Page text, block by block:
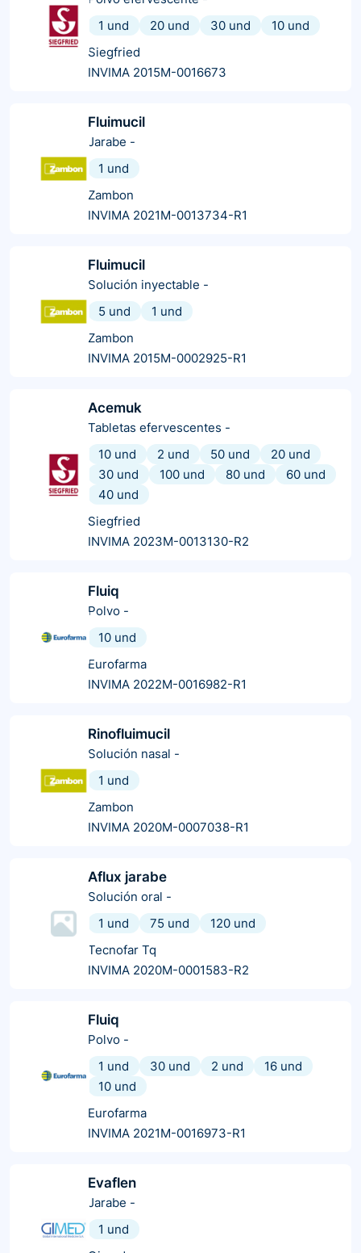
1 und
20 und 30 und
10 und
Siegfried
INVIMA 2015M-0016673
Fluimucil
Jarabe -
1 und
Zambon
INVIMA 2021M-0013734-R1
Fluimucil
Solución inyectable -
5 und
1 und
Zambon
INVIMA 2015M-0002925-R1
Acemuk
Tabletas efervescentes -
10 und
2 und 50 und
20 und
30 und
100 und 80 und
60 und
40 und
Siegfried
INVIMA 2023M-0013130-R2
Fluiq
Polvo -
10 und
Eurofarma
INVIMA 2022M-0016982-R1
Rinofluimucil
Solución nasal -
1 und
Zambon
INVIMA 2020M-0007038-R1
Aflux jarabe
Solución oral -
1 und
75 und
120 und
Tecnofar Tq
INVIMA 2020M-0001583-R2
Fluiq
Polvo -
1 und
30 und 2 und
16 und
10 und
Eurofarma
INVIMA 2021M-0016973-R1
Evaflen
Jarabe -
1 und